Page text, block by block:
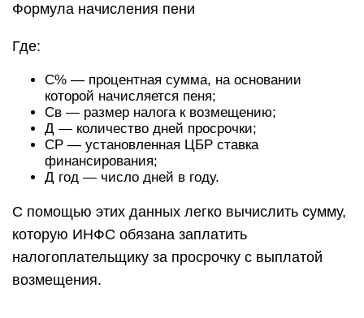
Формула начисления пени
Где:
С% — процентная сумма, на основании
которой начисляется пеня;
Св — размер налога к возмещению;
Д — количество дней просрочки;
СР — установленная ЦБР ставка
финансирования;
Д год — число дней в году.
С помощью этих данных легко вычислить сумму,
которую ИНФС обязана заплатить
налогоплательщику за просрочку с выплатой
возмещения.